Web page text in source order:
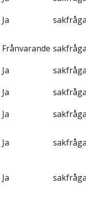
Ja
Frånvarande
Ja
Ja
Ja
Ja
Ja